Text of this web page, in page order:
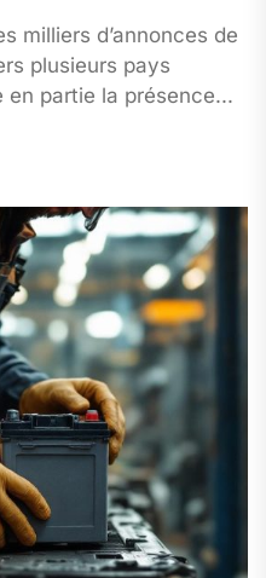
milliers d’annonces de
plusieurs pays
en partie la présence...